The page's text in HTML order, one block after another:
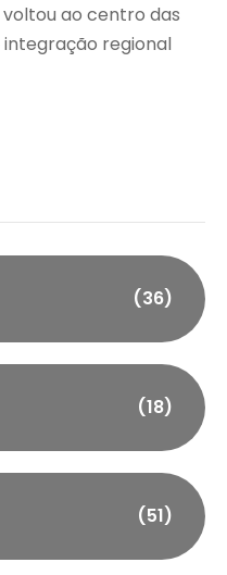
ao centro das
regional
(36)
(18)
(51)